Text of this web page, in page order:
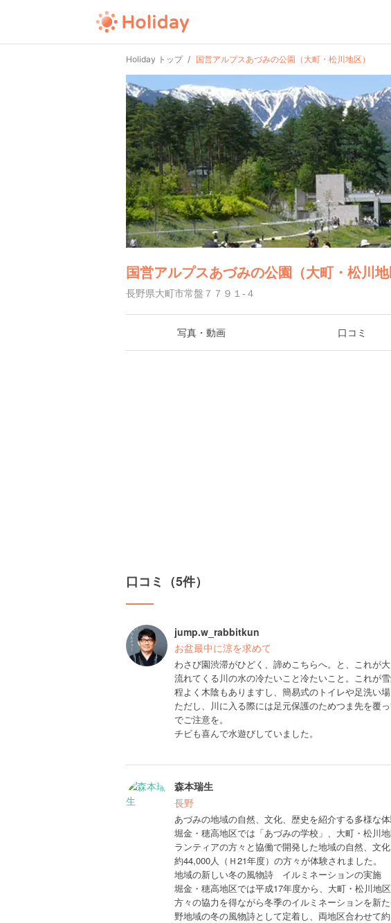
Holiday トップ 国営アルプスあづみの公園（大町・松川地区）
国営アルプスあづみの公園（大町・松川地
長野県大町市常盤７７９１-４
写真・動画 口コミ
口コミ（5件）
jump.w_rabbitkun
お盆最中に涼を求めて
わさび園渋滞がひどく、諦めこちらへ。と、これが
流れてくる川の水の冷たいこと冷たいこと。これが雪
程よく木陰もありますし、簡易式のトイレや足洗い
ただし、川に入る際には足元保護のためつま先を覆
でご注意を。
チビも喜んで水遊びしていました。
森本瑞生
長野
あづみの地域の自然、文化、歴史を紹介する多様な
堀金・穂高地区では「あづみの学校」、大町・松川
ランティアの方々と協働で開発した地域の自然、文
約44,000人（Ｈ21年度）の方々が体験されました。
地域の新しい冬の風物詩 イルミネーションの実施
堀金・穂高地区では平成17年度から、大町・松川地
方々の協力を得ながら冬季のイルミネーションを新
野地域の冬の風物詩として定着し、両地区合わせて